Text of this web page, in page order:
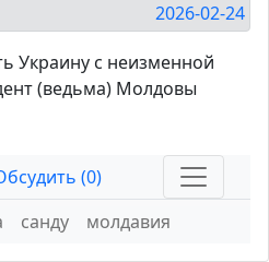
2026-02-24
Украину с неизменной
(ведьма) Молдовы
(0)
санду молдавия